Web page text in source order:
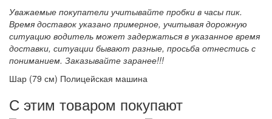
Уважаемые покупатели учитывайте пробки в часы пик.
Время доставок указано примерное, учитывая дорожную
ситуацию водитель может задержаться в указанное время
доставки, ситуации бывают разные, просьба отнестись с
пониманием. Заказывайте заранее!!!
Шар (79 см) Полицейская машина
С этим товаром покупают